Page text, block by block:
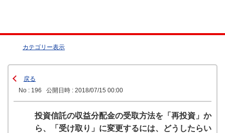
カテゴリー表示
戻る
No : 196
公開日時 : 2018/07/15 00:00
投資信託の収益分配金の受取方法を「再投資」か
ら、「受け取り」に変更するには、どうしたらい